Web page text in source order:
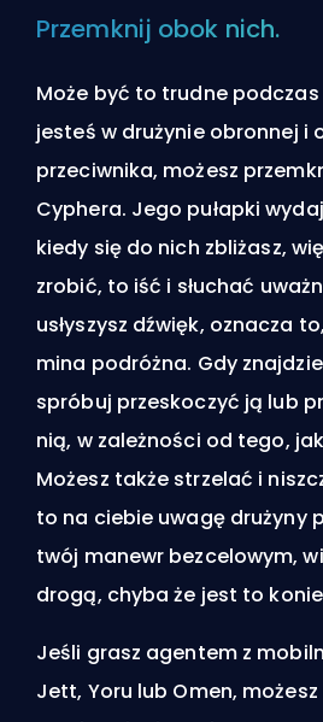
Przemknij obok nich.
Może być to trudne
jesteś w drużynie obronnej i
przeciwnika, możesz
Cyphera. Jego pułapki
kiedy się do nich zbliżasz,
zrobić, to iść i słuchać
usłyszysz dźwięk, oznacza
mina podróżna. Gdy
spróbuj przeskoczyć ją lub
nią, w zależności od tego,
Możesz także strzelać i
to na ciebie uwagę drużyny
twój manewr bezcelowym,
drogą, chyba że jest to
Jeśli grasz agentem z
Jett, Yoru lub Omen,